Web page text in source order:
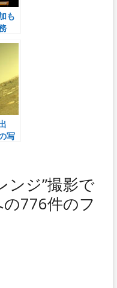
も
写
ンジ”撮影で
776件のフ